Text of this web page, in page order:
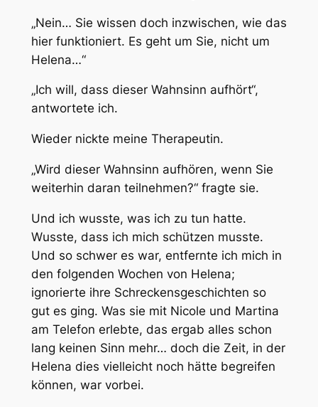
„Nein… Sie wissen doch inzwischen, wie das
hier funktioniert. Es geht um Sie, nicht um
Helena…“
„Ich will, dass dieser Wahnsinn aufhört“,
antwortete ich.
Wieder nickte meine Therapeutin.
„Wird dieser Wahnsinn aufhören, wenn Sie
weiterhin daran teilnehmen?“ fragte sie.
Und ich wusste, was ich zu tun hatte.
Wusste, dass ich mich schützen musste.
Und so schwer es war, entfernte ich mich in
den folgenden Wochen von Helena;
ignorierte ihre Schreckensgeschichten so
gut es ging. Was sie mit Nicole und Martina
am Telefon erlebte, das ergab alles schon
lang keinen Sinn mehr… doch die Zeit, in der
Helena dies vielleicht noch hätte begreifen
können, war vorbei.